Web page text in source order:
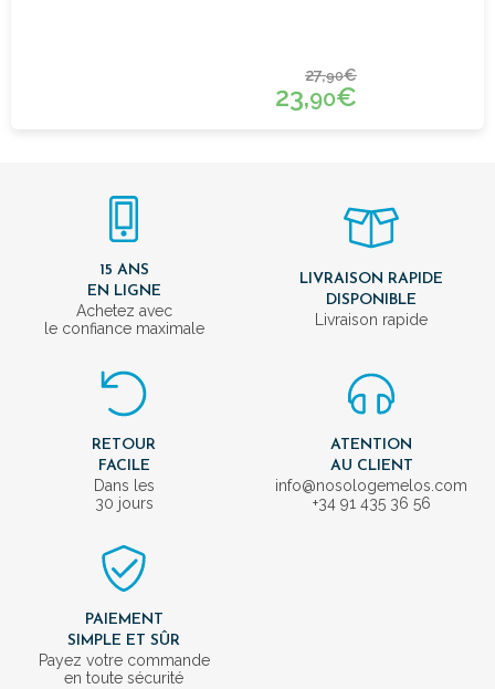
27,90€
23,90€
15 ANS
EN LIGNE
Achetez avec
le confiance maximale
LIVRAISON RAPIDE
DISPONIBLE
Livraison rapide
RETOUR
FACILE
Dans les
30 jours
ATENTION
AU CLIENT
info@nosologemelos.com
+34 91 435 36 56
PAIEMENT
SIMPLE ET SÛR
Payez votre commande
en toute sécurité